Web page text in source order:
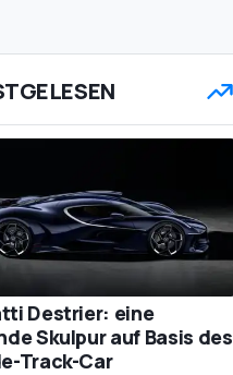
Destrier: eine
Skulpur auf Basis des
Track-Car